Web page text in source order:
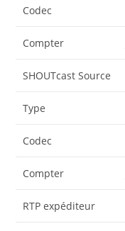
Codec
Compter
SHOUTcast Source
Type
Codec
Compter
RTP expéditeur